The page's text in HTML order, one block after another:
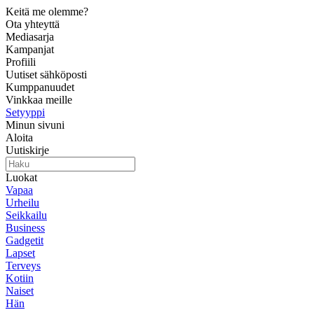
Keitä me olemme?
Ota yhteyttä
Mediasarja
Kampanjat
Profiili
Uutiset sähköposti
Kumppanuudet
Vinkkaa meille
Setyyppi
Minun sivuni
Aloita
Uutiskirje
Luokat
Vapaa
Urheilu
Seikkailu
Business
Gadgetit
Lapset
Terveys
Kotiin
Naiset
Hän